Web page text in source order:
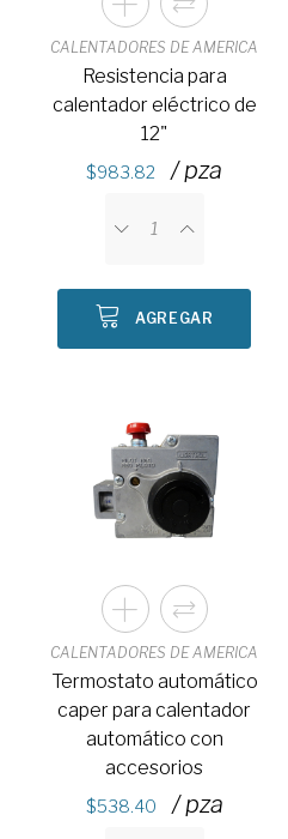
CALENTADORES DE AMERICA
Resistencia para
calentador eléctrico de
12"
983.82 / pza
AGREGAR
CALENTADORES DE AMERICA
Termostato automático
caper para calentador
automático con
accesorios
538.40 / pza